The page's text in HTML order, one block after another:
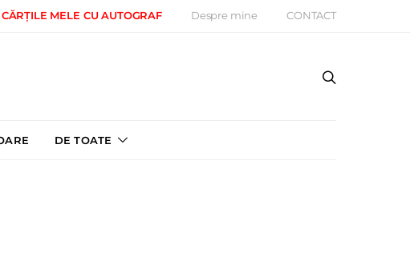
MELE CU AUTOGRAF Despre mine CONTACT
DE TOATE